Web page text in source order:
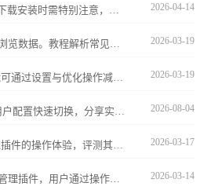
2026-04-14
2026-03-19
2026-03-19
2026-08-04
2026-03-17
2026-03-14